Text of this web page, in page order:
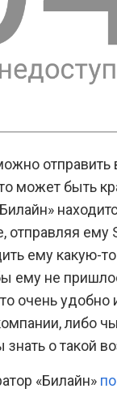
отправить
может быть
отправляя ему
ему какую-
ему не
очень удобно
либо
знать о такой
«Билайн»